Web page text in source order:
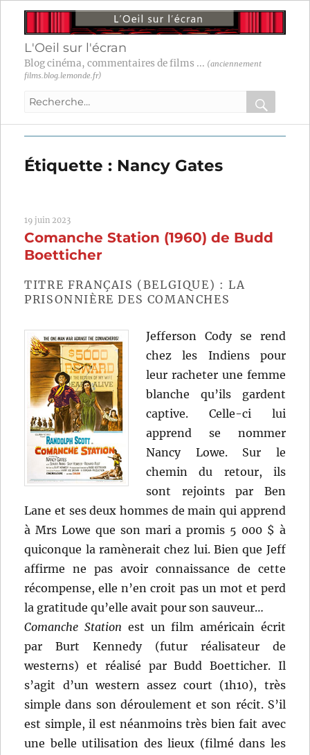
L'Oeil sur l'écran
Blog cinéma, commentaires de films ... (anciennement
films.blog.lemonde.fr)
Recherche
:
OK
Étiquette : Nancy Gates
19 juin 2023
Comanche Station (1960) de Budd
Boetticher
TITRE FRANÇAIS (BELGIQUE) : LA
PRISONNIÈRE DES COMANCHES
Jefferson Cody se rend
chez les Indiens pour
leur racheter une femme
blanche qu’ils gardent
captive. Celle-ci lui
apprend se nommer
Nancy Lowe. Sur le
chemin du retour, ils
sont rejoints par Ben
Lane et ses deux hommes de main qui apprend
à Mrs Lowe que son mari a promis 5 000 $ à
quiconque la ramènerait chez lui. Bien que Jeff
affirme ne pas avoir connaissance de cette
récompense, elle n’en croit pas un mot et perd
la gratitude qu’elle avait pour son sauveur…
Comanche Station est un film américain écrit
par Burt Kennedy (futur réalisateur de
westerns) et réalisé par Budd Boetticher. Il
s’agit d’un western assez court (1h10), très
simple dans son déroulement et son récit. S’il
est simple, il est néanmoins très bien fait avec
une belle utilisation des lieux (filmé dans les